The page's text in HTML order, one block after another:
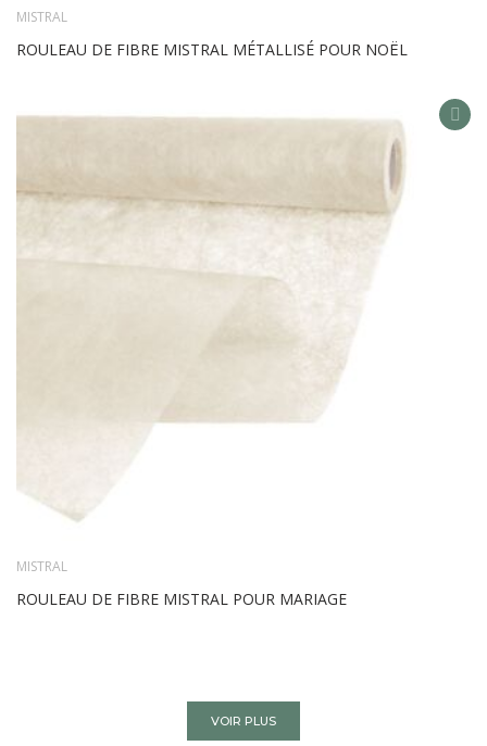
MISTRAL
ROULEAU DE FIBRE MISTRAL MÉTALLISÉ POUR NOËL
ADD
MISTRAL
ROULEAU DE FIBRE MISTRAL POUR MARIAGE
VOIR PLUS